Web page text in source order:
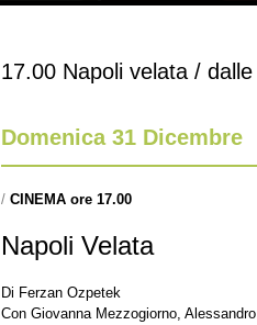
17.00 Napoli velata /
Domenica 31 Dicembre
/ CINEMA ore 17.00
Napoli Velata
Di Ferzan Ozpetek
Con Giovanna Mezzogiorno,